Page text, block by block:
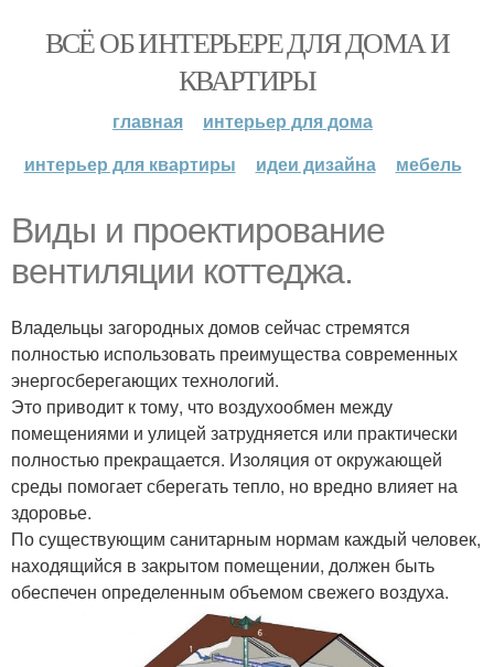
ВСЁ ОБ ИНТЕРЬЕРЕ ДЛЯ ДОМА И
КВАРТИРЫ
главная
интерьер для дома
интерьер для квартиры
идеи дизайна мебель
Виды и проектирование
вентиляции коттеджа.
Владельцы загородных домов сейчас стремятся
полностью использовать преимущества современных
энергосберегающих технологий.
Это приводит к тому, что воздухообмен между
помещениями и улицей затрудняется или практически
полностью прекращается. Изоляция от окружающей
среды помогает сберегать тепло, но вредно влияет на
здоровье.
По существующим санитарным нормам каждый человек,
находящийся в закрытом помещении, должен быть
обеспечен определенным объемом свежего воздуха.